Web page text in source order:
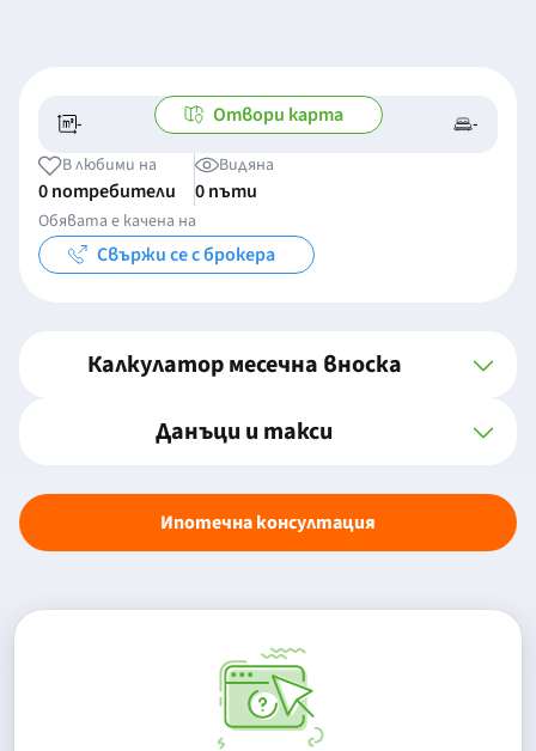
- -/- -
Отвори карта
В любими на
0 потребители
Видяна
0 пъти
Обявата е качена на
Свържи се с брокера
Калкулатор месечна вноска
Данъци и такси
Ипотечна консултация